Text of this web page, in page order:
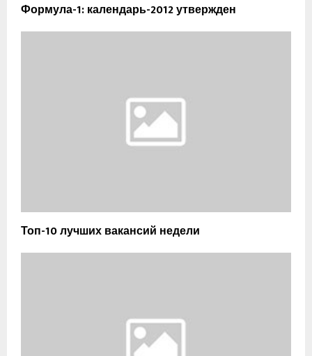
Формула-1: календарь-2012 утвержден
Топ-10 лучших вакансий недели